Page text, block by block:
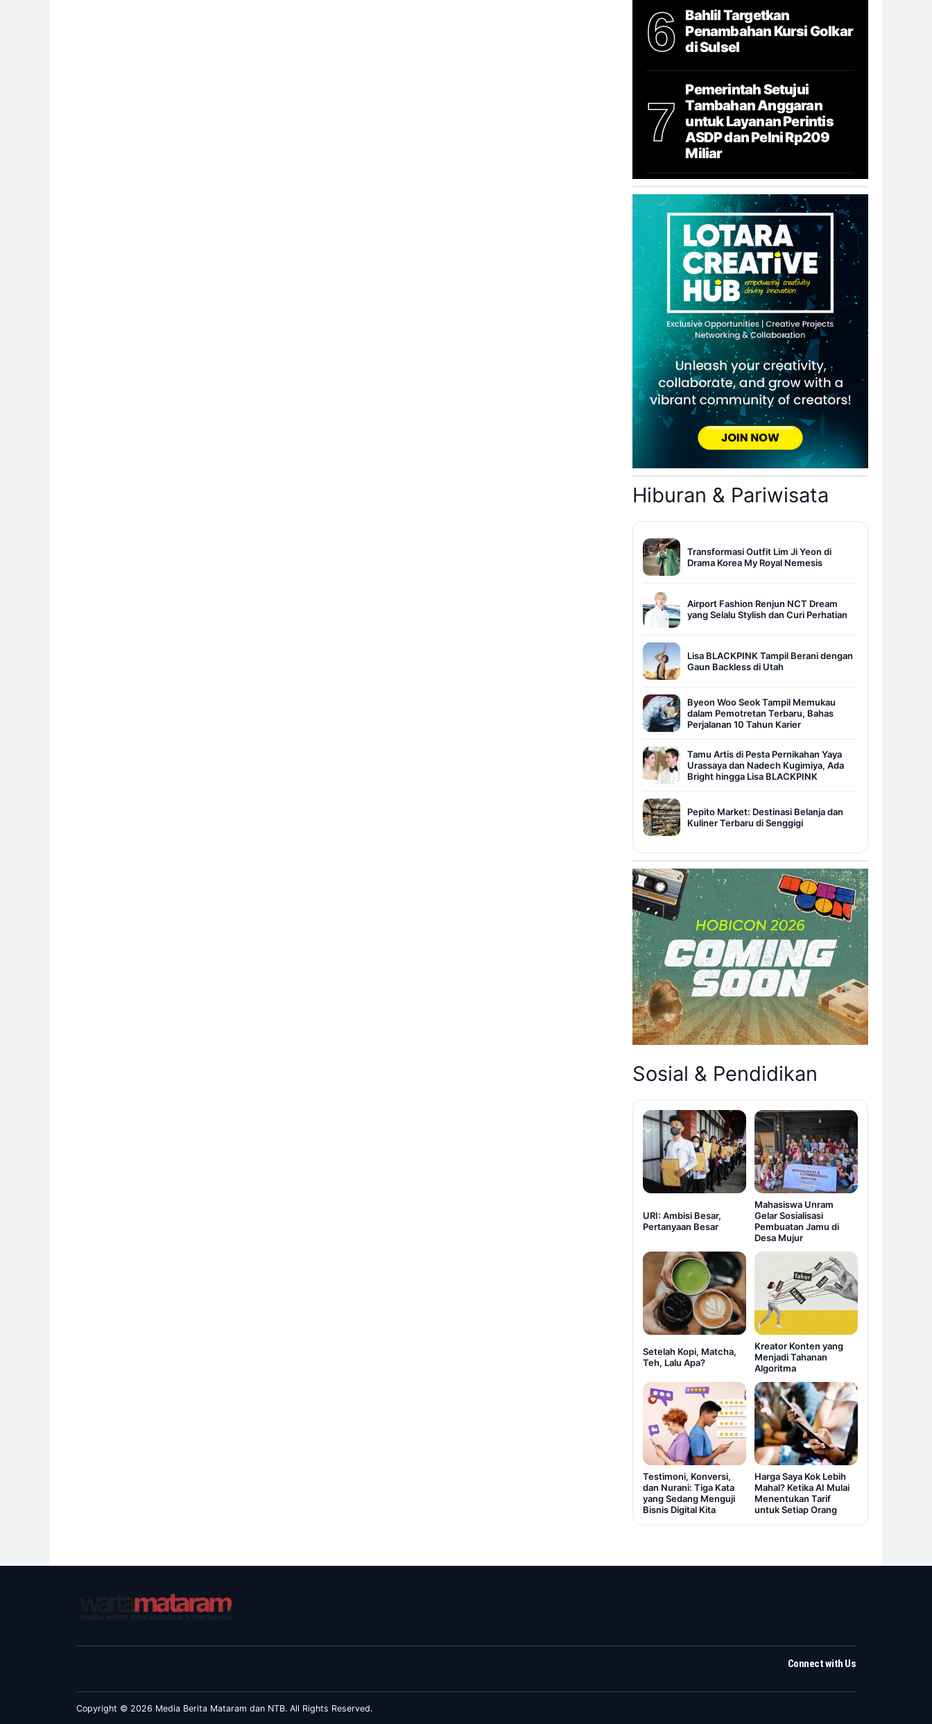
6
Bahlil Targetkan
Penambahan Kursi Golkar
di Sulsel
7
Pemerintah Setujui
Tambahan Anggaran
untuk Layanan Perintis
ASDP dan Pelni Rp209
Miliar
Hiburan & Pariwisata
Transformasi Outfit Lim Ji Yeon di
Drama Korea My Royal Nemesis
Airport Fashion Renjun NCT Dream
yang Selalu Stylish dan Curi Perhatian
Lisa BLACKPINK Tampil Berani dengan
Gaun Backless di Utah
Byeon Woo Seok Tampil Memukau
dalam Pemotretan Terbaru, Bahas
Perjalanan 10 Tahun Karier
Tamu Artis di Pesta Pernikahan Yaya
Urassaya dan Nadech Kugimiya, Ada
Bright hingga Lisa BLACKPINK
Pepito Market: Destinasi Belanja dan
Kuliner Terbaru di Senggigi
Sosial & Pendidikan
URI: Ambisi Besar,
Pertanyaan Besar
Mahasiswa Unram
Gelar Sosialisasi
Pembuatan Jamu di
Desa Mujur
Setelah Kopi, Matcha,
Teh, Lalu Apa?
Kreator Konten yang
Menjadi Tahanan
Algoritma
Testimoni, Konversi,
dan Nurani: Tiga Kata
yang Sedang Menguji
Bisnis Digital Kita
Harga Saya Kok Lebih
Mahal? Ketika AI Mulai
Menentukan Tarif
untuk Setiap Orang
Connect with Us
Copyright © 2026 Media Berita Mataram dan NTB. All Rights Reserved.